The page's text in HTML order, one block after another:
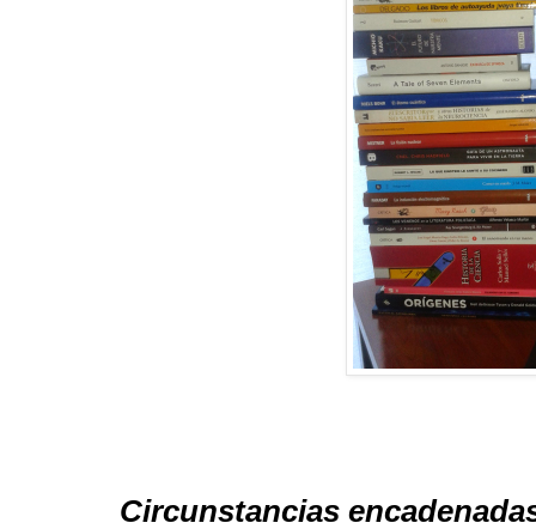
Circunstancias